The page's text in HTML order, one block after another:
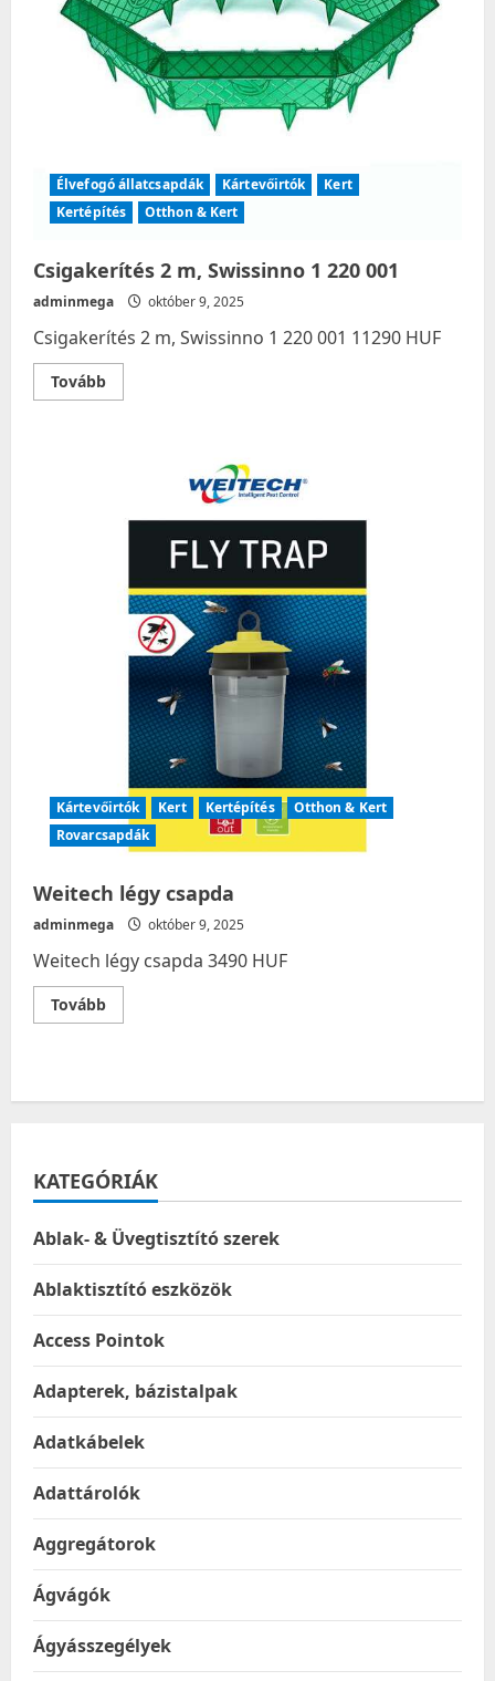
Élvefogó állatcsapdák Kártevőirtók
Kert
Kertépítés
Otthon & Kert
Csigakerítés 2 m, Swissinno 1 220 001
adminmega október 9, 2025
Csigakerítés 2 m, Swissinno 1 220 001 11290 HUF
TovábbRead
more
001
Kártevőirtók Kert Kertépítés
Otthon & Kert
Rovarcsapdák
Weitech légy csapda
adminmega október 9, 2025
Weitech légy csapda 3490 HUF
TovábbRead
more
KATEGÓRIÁK
Ablak- & Üvegtisztító szerek
Ablaktisztító eszközök
Access Pointok
Adapterek, bázistalpak
Adatkábelek
Adattárolók
Aggregátorok
Ágvágók
Ágyásszegélyek